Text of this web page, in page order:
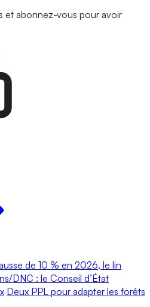
et abonnez-vous pour avoir
de 10 % en 2026, le lin
DNC : le Conseil d’État
Deux PPL pour adapter les forêts